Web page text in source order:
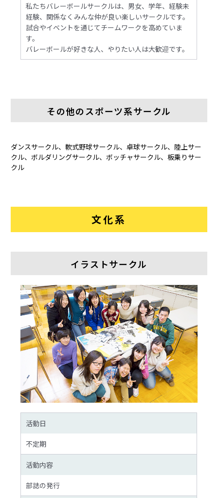
私たちバレーボールサークルは、男女、学年、経験未
経験、関係なくみんな仲が良い楽しいサークルです。
試合やイベントを通じてチームワークを高めていま
す。
バレーボールが好きな人、やりたい人は大歓迎です。
その他のスポーツ系サークル
ダンスサークル、軟式野球サークル、卓球サークル、陸上サー
クル、ボルダリングサークル、ボッチャサークル、板乗りサー
クル
文化系
イラストサークル
活動日
不定期
活動内容
部誌の発行